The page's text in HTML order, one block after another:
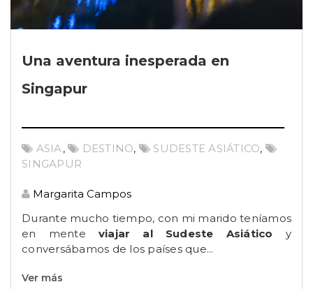
Una aventura inesperada en
Singapur
ASIA, DESTINO, SUDESTE ASIÁTICO,
SINGAPUR
Margarita Campos
Durante mucho tiempo, con mi marido teníamos
en mente viajar al Sudeste Asiático y
conversábamos de los países que...
Ver más